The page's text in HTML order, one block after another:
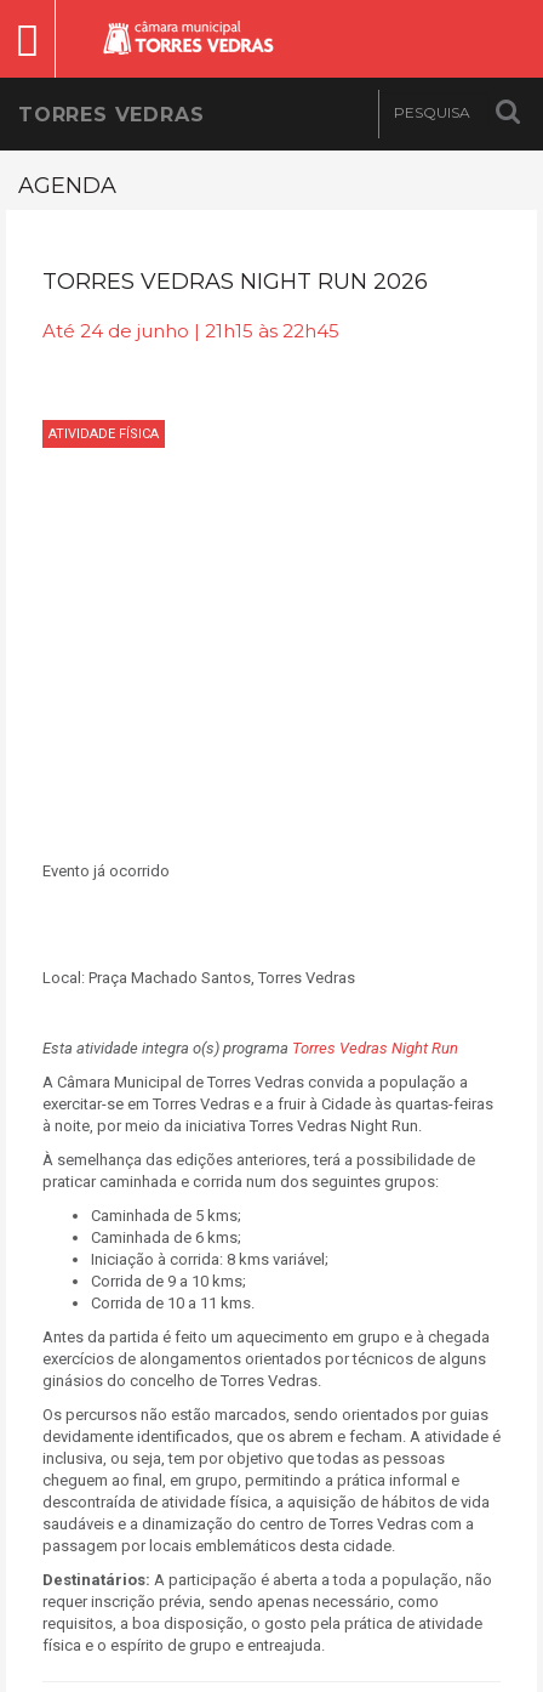
TORRES VEDRAS
AGENDA
TORRES VEDRAS NIGHT RUN 2026
Até 24 de junho | 21h15 às 22h45
ATIVIDADE FÍSICA
Evento já ocorrido
Local: Praça Machado Santos, Torres Vedras
Esta atividade integra o(s) programa Torres Vedras Night Run
A Câmara Municipal de Torres Vedras convida a população a
exercitar-se em Torres Vedras e a fruir à Cidade às quartas-feiras
à noite, por meio da iniciativa Torres Vedras Night Run.
À semelhança das edições anteriores, terá a possibilidade de
praticar caminhada e corrida num dos seguintes grupos:
Caminhada de 5 kms;
Caminhada de 6 kms;
Iniciação à corrida: 8 kms variável;
Corrida de 9 a 10 kms;
Corrida de 10 a 11 kms.
Antes da partida é feito um aquecimento em grupo e à chegada
exercícios de alongamentos orientados por técnicos de alguns
ginásios do concelho de Torres Vedras.
Os percursos não estão marcados, sendo orientados por guias
devidamente identificados, que os abrem e fecham. A atividade é
inclusiva, ou seja, tem por objetivo que todas as pessoas
cheguem ao final, em grupo, permitindo a prática informal e
descontraída de atividade física, a aquisição de hábitos de vida
saudáveis e a dinamização do centro de Torres Vedras com a
passagem por locais emblemáticos desta cidade.
Destinatários: A participação é aberta a toda a população, não
requer inscrição prévia, sendo apenas necessário, como
requisitos, a boa disposição, o gosto pela prática de atividade
física e o espírito de grupo e entreajuda.